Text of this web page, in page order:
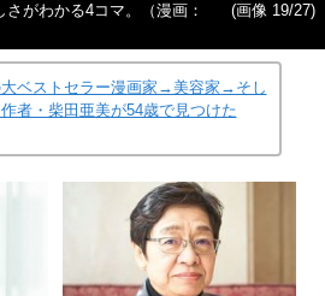
がわかる4コマ。（漫画：
(画像 19/27)
大ベストセラー漫画家→美容家→そし
者・柴田亜美が54歳で見つけた